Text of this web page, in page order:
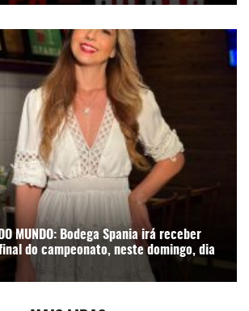
MUNDO: Bodega Spania irá receber
do campeonato, neste domingo, dia